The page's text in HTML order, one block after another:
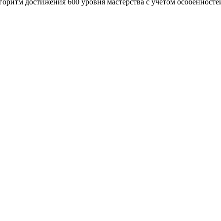
достижения 600 уровня мастерства с учетом